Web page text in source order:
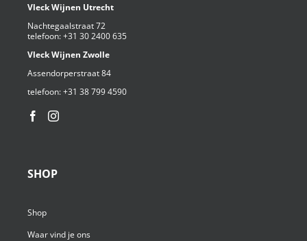
Vleck Wijnen Utrecht
Nachtegaalstraat 72
telefoon:+31 30 2400 635
Vleck Wijnen Zwolle
Assendorperstraat 84
telefoon:+31 38 799 4590⁩
SHOP
Shop
Waar vind je ons